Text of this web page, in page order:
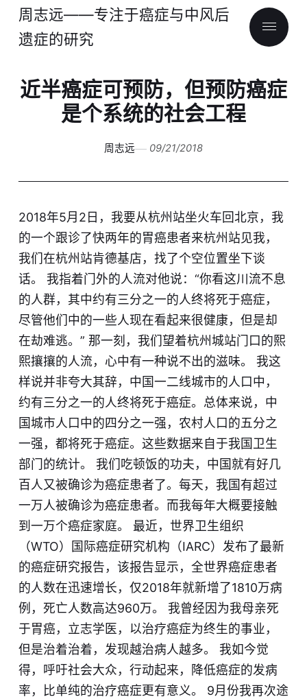
周志远——专注于癌症与中风后
遗症的研究
近半癌症可预防，但预防癌症
是个系统的社会工程
周志远 09/21/2018
2018年5月2日，我要从杭州站坐火车回北京，我
的一个跟诊了快两年的胃癌患者来杭州站见我，
我们在杭州站肯德基店，找了个空位置坐下谈
话。 我指着门外的人流对他说：“你看这川流不息
的人群，其中约有三分之一的人终将死于癌症，
尽管他们中的一些人现在看起来很健康，但是却
在劫难逃。” 那一刻，我们望着杭州城站门口的熙
熙攘攘的人流，心中有一种说不出的滋味。 我这
样说并非夸大其辞，中国一二线城市的人口中，
约有三分之一的人终将死于癌症。总体来说，中
国城市人口中的四分之一强，农村人口的五分之
一强，都将死于癌症。这些数据来自于我国卫生
部门的统计。 我们吃顿饭的功夫，中国就有好几
百人又被确诊为癌症患者了。每天，我国有超过
一万人被确诊为癌症患者。而我每年大概要接触
到一万个癌症家庭。 最近，世界卫生组织
（WTO）国际癌症研究机构（IARC）发布了最新
的癌症研究报告，该报告显示，全世界癌症患者
的人数在迅速增长，仅2018年就新增了1810万病
例，死亡人数高达960万。 我曾经因为我母亲死
于胃癌，立志学医，以治疗癌症为终生的事业，
但是治着治着，发现越治病人越多。 我如今觉
得，呼吁社会大众，行动起来，降低癌症的发病
率，比单纯的治疗癌症更有意义。 9月份我再次途